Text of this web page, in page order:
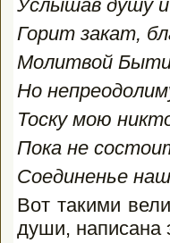
Услышав душу
Горит закат,
Молитвой
Но
Тоску мою
Пока не
Соединенье
Вот такими
души, написана